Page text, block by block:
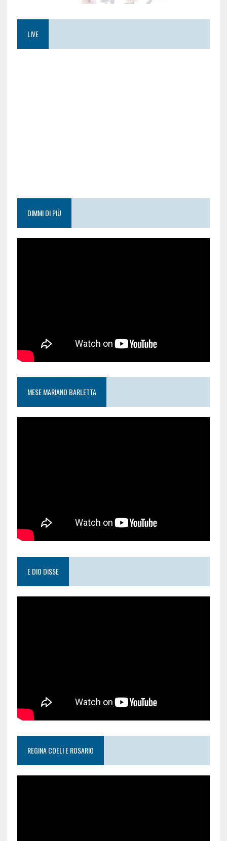
LIVE
DIMMI DI PIÙ
MESE MARIANO BARLETTA
E DIO DISSE
REGINA COELI E ROSARIO